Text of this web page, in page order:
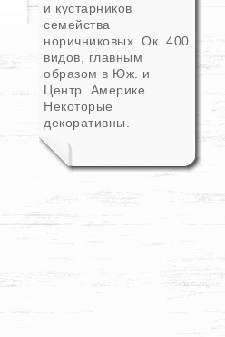
и кустарников
семейства
норичниковых. Ок. 400
видов, главным
образом в Юж. и
Центр. Америке.
Некоторые
декоративны.